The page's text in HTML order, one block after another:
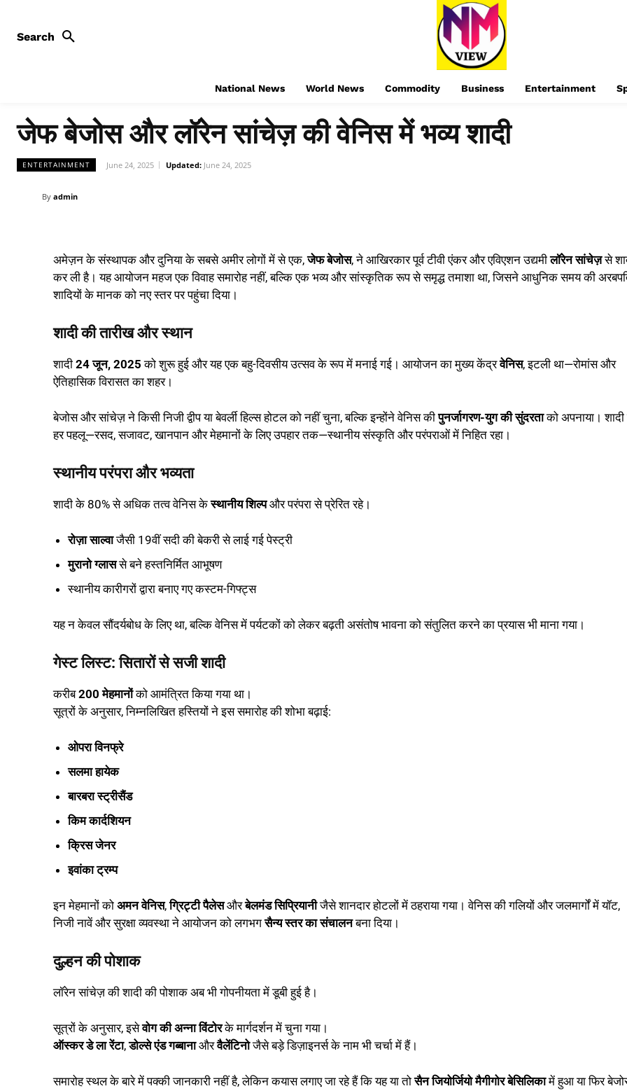
Search
National News World News Commodity Business Entertainment
जेफ बेजोस और लॉरेन सांचेज़ की वेनिस में भव्य शादी
ENTERTAINMENT June 24, 2025 Updated: June 24, 2025
By admin
अमेज़न के संस्थापक और दुनिया के सबसे अमीर लोगों में से एक,जेफ बेजोस, ने आखिरकार पूर्व टीवी एंकर और एविएशन उद्यमीलॉरेन सांचेज़से
कर ली है। यह आयोजन महज एक विवाह समारोह नहीं, बल्कि एक भव्य और सांस्कृतिक रूप से समृद्ध तमाशा था, जिसने आधुनिक समय की
शादियों के मानक को नए स्तर पर पहुंचा दिया।
शादी की तारीख और स्थान
शादी 24 जून, 2025 को शुरू हुई और यह एक बहु-दिवसीय उत्सव के रूप में मनाई गई। आयोजन का मुख्य केंद्रवेनिस, इटली था—रोमांस और
ऐतिहासिक विरासत का शहर।
बेजोस और सांचेज़ ने किसी निजी द्वीप या बेवर्ली हिल्स होटल को नहीं चुना, बल्कि इन्होंने वेनिस कीपुनर्जागरण-युग की सुंदरताको अपनाया। शादी
हर पहलू—रसद, सजावट, खानपान और मेहमानों के लिए उपहार तक—स्थानीय संस्कृति और परंपराओं में निहित रहा।
स्थानीय परंपरा और भव्यता
शादी के 80% से अधिक तत्व वेनिस केस्थानीय शिल्पऔर परंपरा से प्रेरित रहे।
रोज़ा साल्वाजैसी 19वीं सदी की बेकरी से लाई गई पेस्ट्री
मुरानो ग्लाससे बने हस्तनिर्मित आभूषण
स्थानीय कारीगरों द्वारा बनाए गए कस्टम-गिफ्ट्स
यह न केवल सौंदर्यबोध के लिए था, बल्कि वेनिस में पर्यटकों को लेकर बढ़ती असंतोष भावना को संतुलित करने का प्रयास भी माना गया।
गेस्ट लिस्ट: सितारों से सजी शादी
करीब200 मेहमानोंको आमंत्रित किया गया था।
सूत्रों के अनुसार, निम्नलिखित हस्तियों ने इस समारोह की शोभा बढ़ाई:
ओपरा विनफ्रे
सलमा हायेक
बारबरा स्ट्रीसैंड
किम कार्दशियन
क्रिस जेनर
इवांका ट्रम्प
इन मेहमानों को अमन वेनिस,ग्रिट्टी पैलेसऔरबेलमंड सिप्रियानीजैसे शानदार होटलों में ठहराया गया। वेनिस की गलियों और जलमार्गों में यॉट,
निजी नावें और सुरक्षा व्यवस्था ने आयोजन को लगभगसैन्य स्तर का संचालनबना दिया।
दुल्हन की पोशाक
लॉरेन सांचेज़ की शादी की पोशाक अब भी गोपनीयता में डूबी हुई है।
सूत्रों के अनुसार, इसेवोग की अन्ना विंटोरके मार्गदर्शन में चुना गया।
ऑस्कर डे ला रेंटा,डोल्से एंड गब्बानाऔरवैलेंटिनोजैसे बड़े डिज़ाइनर्स के नाम भी चर्चा में हैं।
समारोह स्थल के बारे में पक्की जानकारी नहीं है, लेकिन कयास लगाए जा रहे हैं कि यह या तोसैन जियोर्जियो मैगीगोर बेसिलिकामें हुआ या फिर